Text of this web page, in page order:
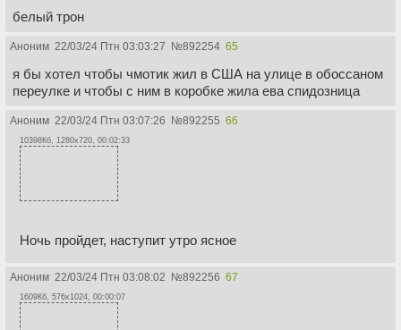
белый трон
Аноним 22/03/24 Птн 03:03:27 №892254 65
я бы хотел чтобы чмотик жил в США на улице в обоссаном
переулке и чтобы с ним в коробке жила ева спидозница
Аноним 22/03/24 Птн 03:07:26 №892255 66
10398Кб, 1280x720, 00:02:33
Ночь пройдет, наступит утро ясное
Аноним 22/03/24 Птн 03:08:02 №892256 67
1609Кб, 576x1024, 00:00:07